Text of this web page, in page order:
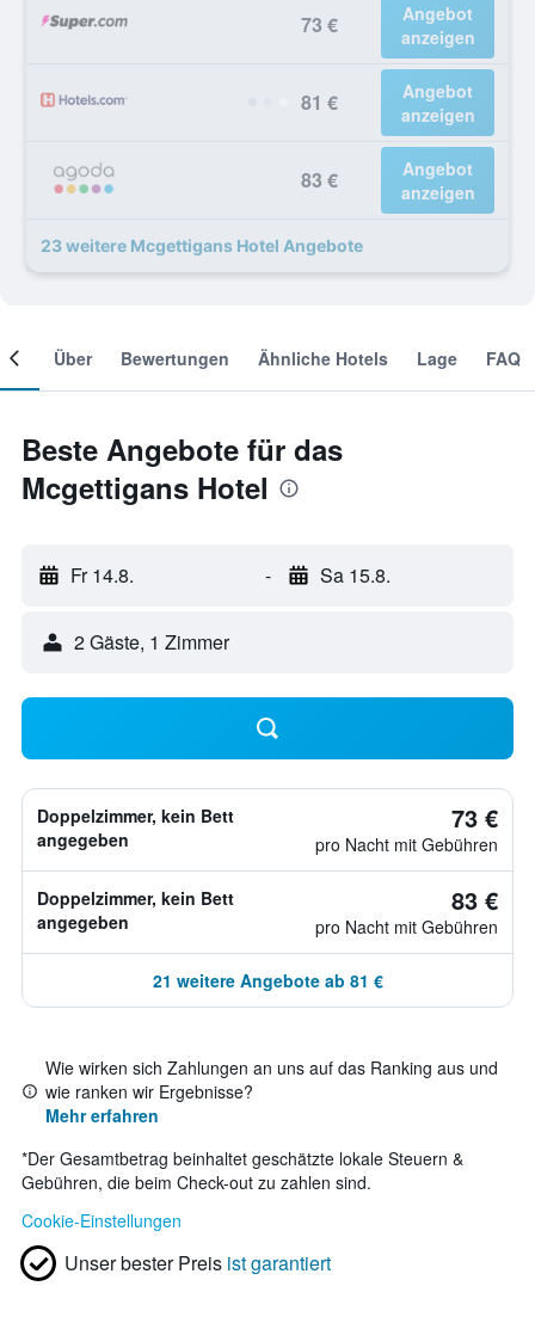
73 €
Angebot
anzeigen
81 €
Angebot
anzeigen
83 €
Angebot
anzeigen
23 weitere Mcgettigans Hotel Angebote
Über Bewertungen Ähnliche Hotels Lage FAQ
Beste Angebote für das
Mcgettigans Hotel
Fr 14.8. - Sa 15.8.
2 Gäste, 1 Zimmer
Doppelzimmer, kein Bett
angegeben
73 €
pro Nacht mit Gebühren
Doppelzimmer, kein Bett
angegeben
83 €
pro Nacht mit Gebühren
21 weitere Angebote ab 81 €
Wie wirken sich Zahlungen an uns auf das Ranking aus und
wie ranken wir Ergebnisse?
Mehr erfahren
*Der Gesamtbetrag beinhaltet geschätzte lokale Steuern &
Gebühren, die beim Check-out zu zahlen sind.
Cookie-Einstellungen
Unser bester Preis ist garantiert